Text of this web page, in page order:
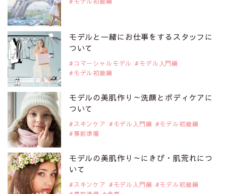
2019年9月29日
注目モデルを1名追加いたしました。
是非ご覧ください。
注目モデル 藤井サチさん
2019年9月29日
注目モデルを1名追加いたしました。
是非ご覧ください。
大注目のモデル10人
2019年9月29日
注目モデルを1名追加いたしました。
是非ご覧ください。
注目のアジア系モデル
モデルと一緒にお仕事をするスタッフに
ついて
コマーシャルモデル
モデル入門編
モデル初級編
モデルの美肌作り～洗顔とボディケアに
ついて
スキンケア モデル入門編
モデル初級編
事前準備
モデルの美肌作り～にきび・肌荒れにつ
いて
スキンケア モデル入門編
モデル初級編